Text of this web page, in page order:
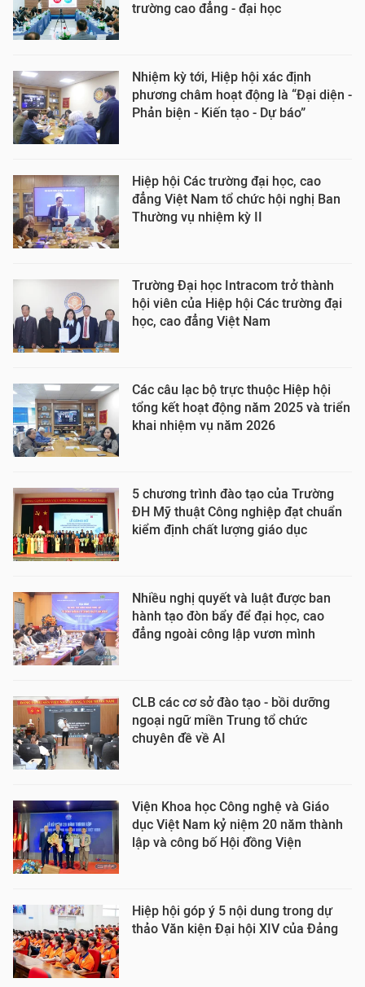
trường cao đẳng - đại học
Nhiệm kỳ tới, Hiệp hội xác định
phương châm hoạt động là “Đại diện -
Phản biện - Kiến tạo - Dự báo”
Hiệp hội Các trường đại học, cao
đẳng Việt Nam tổ chức hội nghị Ban
Thường vụ nhiệm kỳ II
Trường Đại học Intracom trở thành
hội viên của Hiệp hội Các trường đại
học, cao đẳng Việt Nam
Các câu lạc bộ trực thuộc Hiệp hội
tổng kết hoạt động năm 2025 và triển
khai nhiệm vụ năm 2026
5 chương trình đào tạo của Trường
ĐH Mỹ thuật Công nghiệp đạt chuẩn
kiểm định chất lượng giáo dục
Nhiều nghị quyết và luật được ban
hành tạo đòn bẩy để đại học, cao
đẳng ngoài công lập vươn mình
CLB các cơ sở đào tạo - bồi dưỡng
ngoại ngữ miền Trung tổ chức
chuyên đề về AI
Viện Khoa học Công nghệ và Giáo
dục Việt Nam kỷ niệm 20 năm thành
lập và công bố Hội đồng Viện
Hiệp hội góp ý 5 nội dung trong dự
thảo Văn kiện Đại hội XIV của Đảng